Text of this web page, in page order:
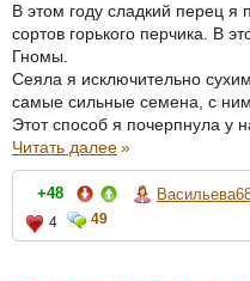
В этом году сладкий перец
сортов горького перчика. В
Гномы.
Сеяла я исключительно
самые сильные семена, с
Этот способ я почерпнула у
Читать далее»
+48
4
49